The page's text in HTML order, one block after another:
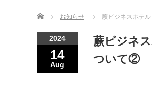
Home お知らせ 蕨ビジネスホテ
2024
14
Aug
蕨ビジネ
ついて②